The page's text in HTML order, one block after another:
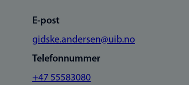
E-post
gidske.andersen@uib.no
Telefonnummer
+47 55583080